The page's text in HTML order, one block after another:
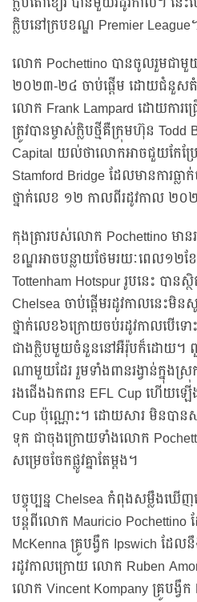
ក្លិបនៅក្របខណ្ឌ Premier League
លោក Pochettino បានចូលរួមជាមួ
២០២៣-២៤ ចាប់ផ្តើម ដោយជំនួសតំ
លោក Frank Lampard ដោយការជ្
ត្រូវបានម្ចាស់ក្លិបថ្មីគឺក្រុមហ៊ុន
Capital យល់ថាលោកអាចជួយកែប្រ
Stamford Bridge ដែលមានការធ្
ថ្នាក់លេខ ១២ កាលពីរដូវកាល ២
កុងត្រារបស់លោក Pochettino មា
ខណ្ឌអាចបន្លាយថែមរយៈពេល១២ខ
Tottenham Hotspur រូបនេះ បាន
Chelsea ចាប់ផ្តើមរដូវកាលនេះ
ថ្នាក់លេខ៦ក្រោយចប់រដូវកាលបើទ
ជាងក្លិបមួយចំនួននៅអឺរ៉ុបក៏ដោយ។ ពួ
ណាមួយដែរ រួមទាំងពានរង្វាន់ក្នុ
រងជើងឯកពាន EFL Cup ហើយឡើ
Cup ប៉ុណ្ណោះ។ ដោយសារ មិនបាន
ទុក ជាចុងក្រោយទាំងលោក
សម្រេចចែកផ្លូវគ្នាតែម្តង។
បច្ចុប្បន្ន Chelsea កំពុងសម្លឹងឃើ
បន្តពីលោក Mauricio
McKenna គ្រូបង្វឹក Ipswich ដែ
រដូវកាលក្រោយ លោក Ruben
លោក Vincent Kompany គ្រូបង្វឹ